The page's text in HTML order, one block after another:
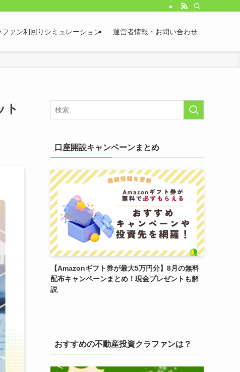
ファン利回りシミュレーション 運営者情報・お問い合わせ
ト
口座開設キャンペーンまとめ
【Amazonギフト券が最大5万円分】8月の無料
配布キャンペーンまとめ！現金プレゼントも解
説
おすすめの不動産投資クラファンは？